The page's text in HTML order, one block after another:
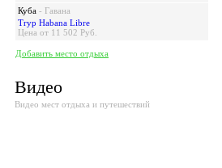
Куба - Гавана
Tryp Habana Libre
Цена от 11 502 Руб.
Добавить место отдыха
Видео
Видео мест отдыха и путешествий